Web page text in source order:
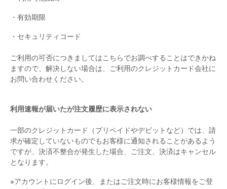
・有効期限
・セキュリティコード
ご利用の可否につきましてはこちらでお調べすることはできかね
ますので、解決しない場合は、ご利用のクレジットカード会社に
お問い合わせください。
利用速報が届いたが注文履歴に表示されない
一部のクレジットカード（プリペイドやデビットなど）では、請
求が確定していないものでもお客様に通知されることがあるよう
ですが、決済不整合が発生した場合、ご注文、決済はキャンセル
となります。
※アカウントにログイン後、またはご注文時にお客様情報をご登